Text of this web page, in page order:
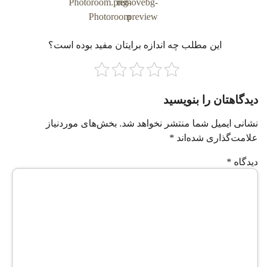
این مطلب چه‌ اندازه برایتان مفید بوده است؟
دیدگاهتان را بنویسید
نشانی ایمیل شما منتشر نخواهد شد. بخش‌های موردنیاز
علامت‌گذاری شده‌اند *
دیدگاه *